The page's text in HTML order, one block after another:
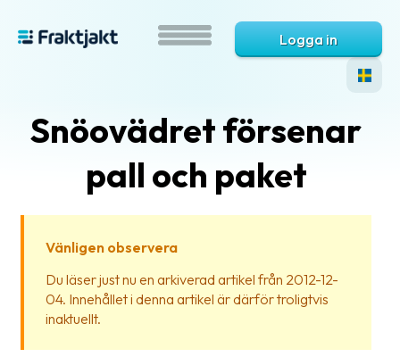
är
Fraktjakt?
Hjälp?
Logga in
Snöovädret försenar
pall och paket
Vänligen observera
Du läser just nu en arkiverad artikel från 2012-12-
04. Innehållet i denna artikel är därför troligtvis
inaktuellt.